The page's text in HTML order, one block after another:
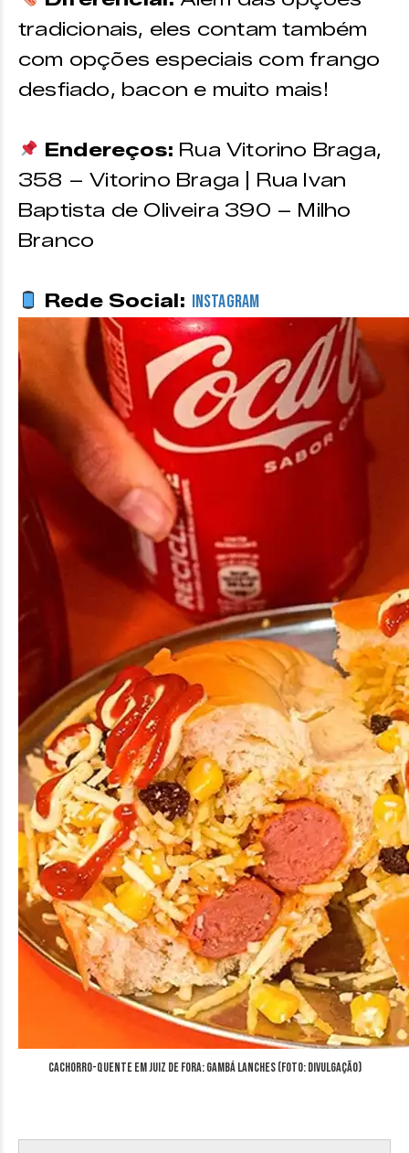
tradicionais, eles contam também
com opções especiais com frango
desfiado, bacon e muito mais!
Endereços: Rua Vitorino Braga,
358 – Vitorino Braga | Rua Ivan
Baptista de Oliveira 390 – Milho
Branco
Rede Social: Instagram
Cachorro-quente em Juiz de Fora: Gambá Lanches (Foto: divulgação)